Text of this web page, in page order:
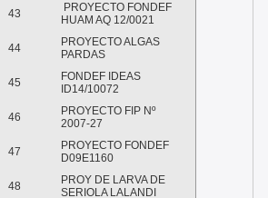
43
PROYECTO FONDEF
HUAM AQ 12/0021
44
PROYECTO ALGAS
PARDAS
45
FONDEF IDEAS
ID14/10072
46
PROYECTO FIP Nº
2007-27
47
PROYECTO FONDEF
D09E1160
48
PROY DE LARVA DE
SERIOLA LALANDI